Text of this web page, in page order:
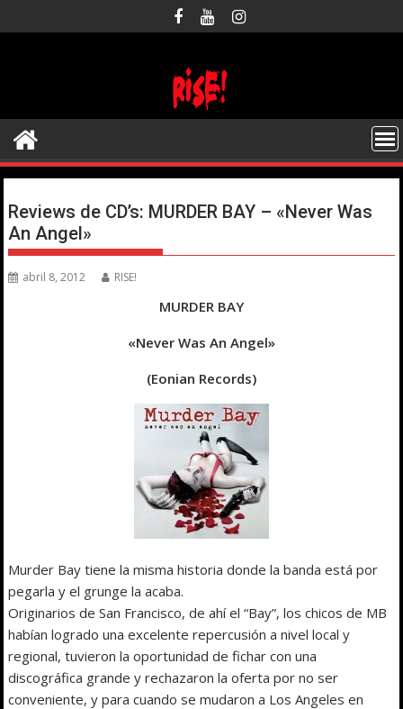
al
Reviews de CD’s: MURDER BAY – «Never Was
An Angel»
abril 8, 2012 RISE!
MURDER BAY
«Never Was An Angel»
(Eonian Records)
Murder Bay tiene la misma historia donde la banda está por
pegarla y el grunge la acaba.
Originarios de San Francisco, de ahí el “Bay”, los chicos de MB
habían logrado una excelente repercusión a nivel local y
regional, tuvieron la oportunidad de fichar con una
discográfica grande y rechazaron la oferta por no ser
conveniente, y para cuando se mudaron a Los Angeles en